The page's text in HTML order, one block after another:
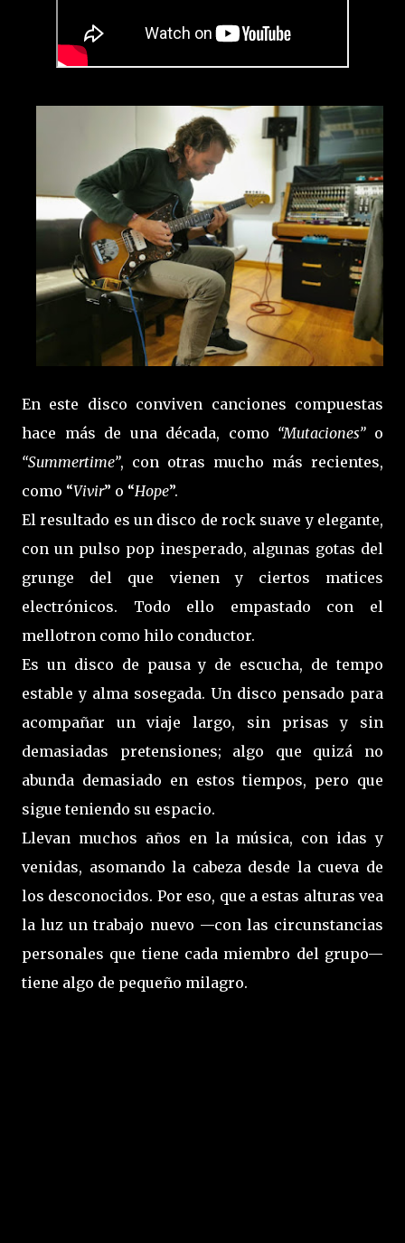
En este disco conviven canciones compuestas
hace más de una década, como “Mutaciones”o
“Summertime”, con otras mucho más recientes,
como “Vivir” o “Hope”.
El resultado es un disco de rock suave y elegante,
con un pulso pop inesperado, algunas gotas del
grunge del que vienen y ciertos matices
electrónicos. Todo ello empastado con el
mellotron como hilo conductor.
Es un disco de pausa y de escucha, de tempo
estable y alma sosegada. Un disco pensado para
acompañar un viaje largo, sin prisas y sin
demasiadas pretensiones; algo que quizá no
abunda demasiado en estos tiempos, pero que
sigue teniendo su espacio.
Llevan muchos años en la música, con idas y
venidas, asomando la cabeza desde la cueva de
los desconocidos. Por eso, que a estas alturas vea
la luz un trabajo nuevo —con las circunstancias
personales que tiene cada miembro del grupo—
tiene algo de pequeño milagro.